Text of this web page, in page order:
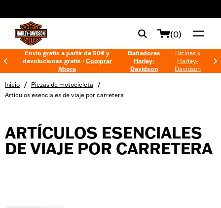
(0)
Envío gratis a partir de 50€ y
devoluciones gratis - Comprar
Ahora
Bañadores
Harley-
Davidson
Dickies x
Harley-
Davidson
Inicio / Piezas de motocicleta /
Artículos esenciales de viaje por carretera
ARTÍCULOS ESENCIALES
DE VIAJE POR CARRETERA